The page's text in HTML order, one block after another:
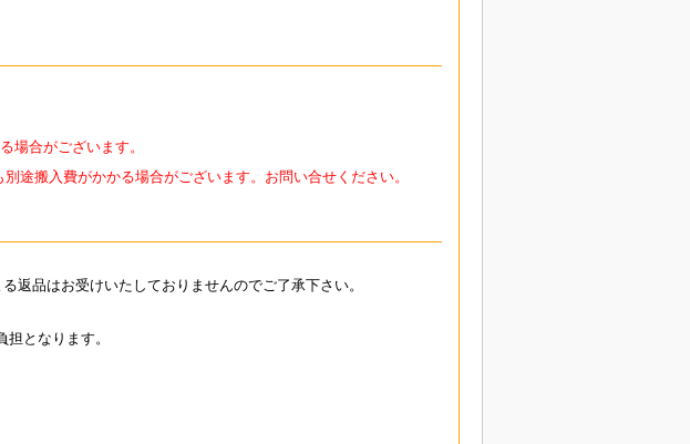
場合がございます。
途搬入費がかかる場合がございます。お問い合せください。
返品はお受けいたしておりませんのでご了承下さい。
となります。